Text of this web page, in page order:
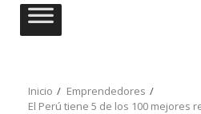
Saltar
Inicio
Emprendedores
El Perú tiene 5 de los 100 mejores